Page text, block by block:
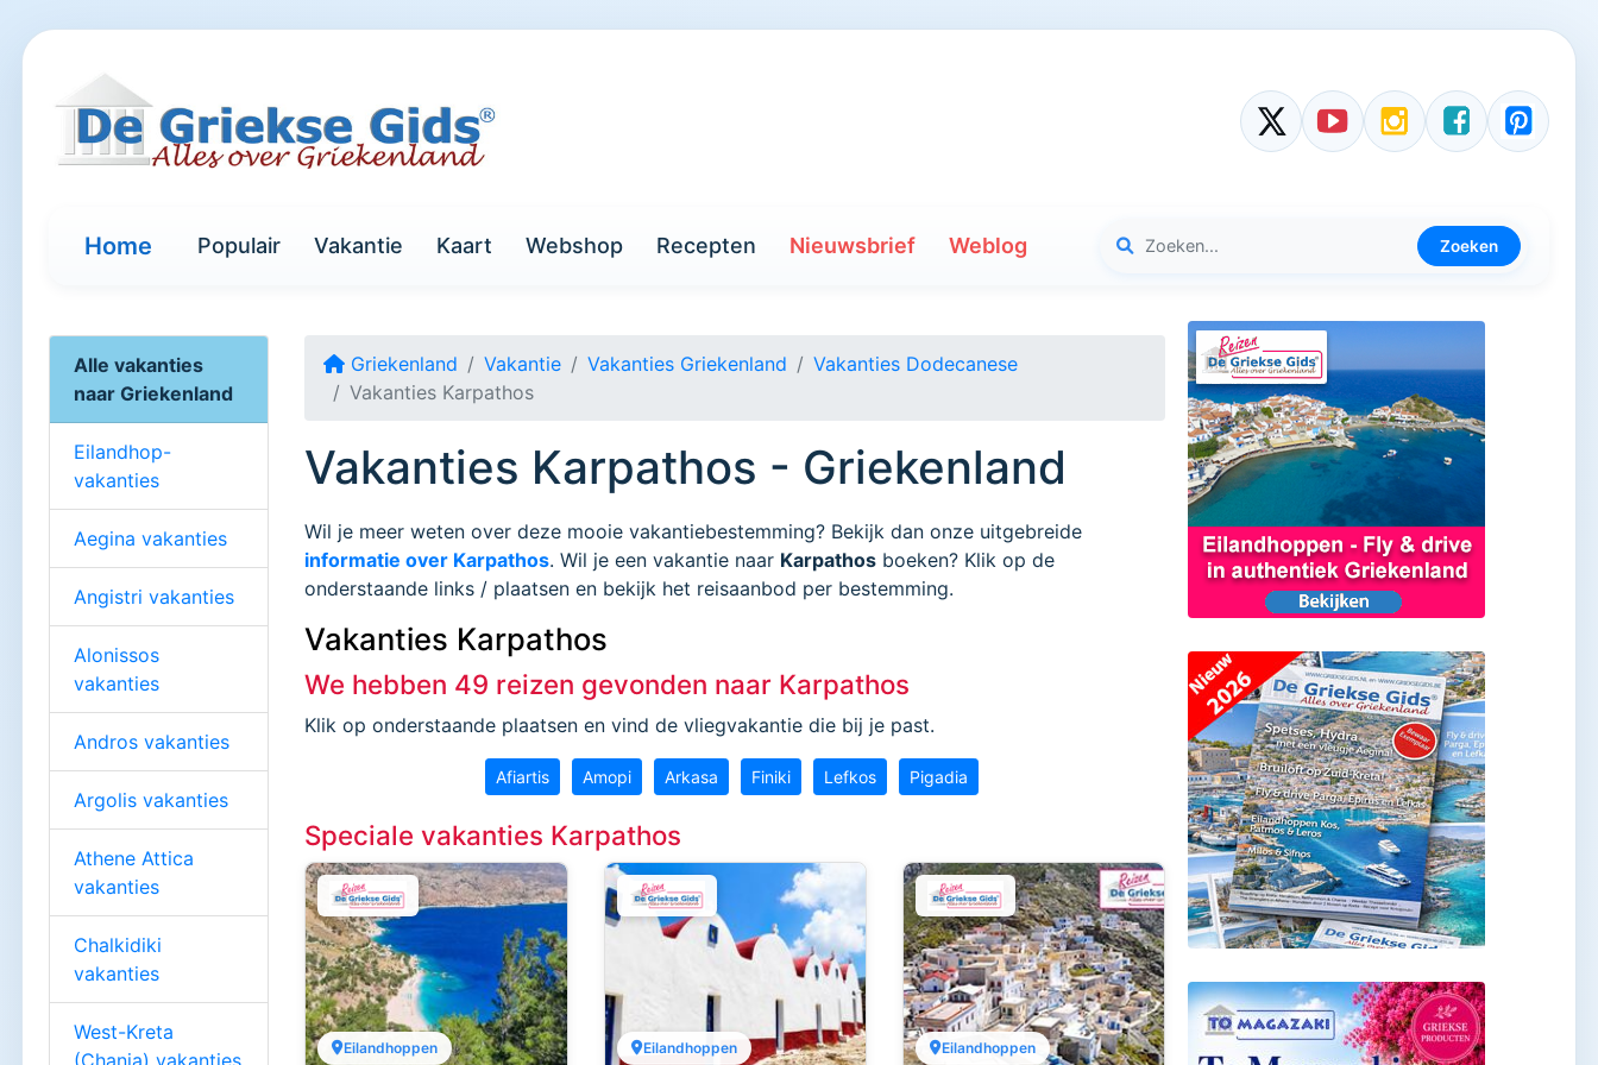
Home Populair Vakantie Kaart Webshop Recepten Nieuwsbrief Weblog Zoeken
Alle vakanties
naar Griekenland
Eilandhop-
vakanties
Aegina vakanties
Angistri vakanties
Alonissos
vakanties
Andros vakanties
Argolis vakanties
Athene Attica
vakanties
Chalkidiki
vakanties
West-Kreta
(Chania) vakanties
Griekenland Vakantie Vakanties Griekenland
Vakanties Dodecanese
Vakanties Karpathos
Vakanties Karpathos - Griekenland
Wil je meer weten over deze mooie vakantiebestemming? Bekijk dan onze uitgebreide
informatie over Karpathos. Wil je een vakantie naar Karpathos boeken? Klik op de
onderstaande links / plaatsen en bekijk het reisaanbod per bestemming.
Vakanties Karpathos
We hebben 49 reizen gevonden naar Karpathos
Klik op onderstaande plaatsen en vind de vliegvakantie die bij je past.
Afiartis Amopi Arkasa Finiki Lefkos Pigadia
Speciale vakanties Karpathos
Eilandhoppen Eilandhoppen Eilandhoppen